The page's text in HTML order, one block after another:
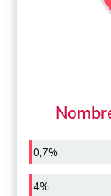
0,7%
4%